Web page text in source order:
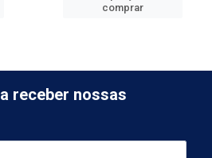
comprar
receber nossas